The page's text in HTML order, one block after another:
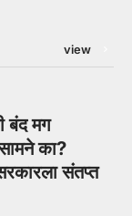
view
बंद मग
का?
संतप्त